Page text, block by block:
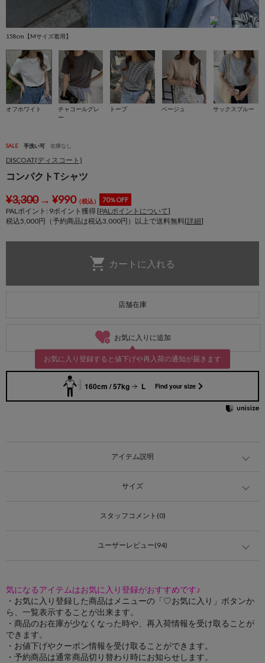
158cm【Mサイズ着用】
オフホワイト
チャコールグレ
ー
トープ ベージュ サックスブルー
SALE 手洗い可 在庫なし
DISCOAT(ディスコート)
コンパクトTシャツ
¥3,300→ ¥990（税込） 70％OFF
PALポイント: 9ポイント獲得 [PALポイントについて]
税込5,000円（予約商品は税込3,000円）以上で送料無料[詳細]
店舗在庫
お気に入りに追加
お気に入り登録すると値下げや再入荷の通知が届きます
160cm / 57kg L Find your size
アイテム説明
サイズ
スタッフコメント(0)
ユーザーレビュー(94)
気になるアイテムはお気に入り登録がおすすめです♪
・お気に入り登録した商品はメニューの「♡お気に入り」ボタンか
ら、一覧表示することが出来ます。
・商品のお在庫が少なくなった時や、再入荷情報を受け取ることが
できます。
・お値下げやクーポン情報を受け取ることができます。
・予約商品は通常商品切り替わり時にお知らせします。